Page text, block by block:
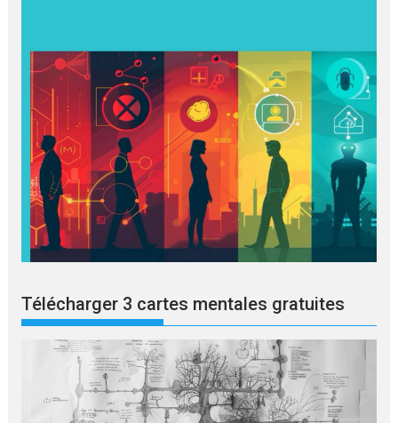
Télécharger 3 cartes mentales gratuites